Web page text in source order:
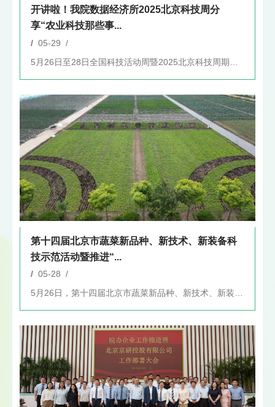
开讲啦！我院数据经济所2025北京科技周分
享“农业科技那些事...
/ 05-29 /
第十四届北京市蔬菜新品种、新技术、新装备科
技示范活动暨推进“...
/ 05-28 /
5月26日，第十四届北京市蔬菜新品种、新技术、新装备科技示范...